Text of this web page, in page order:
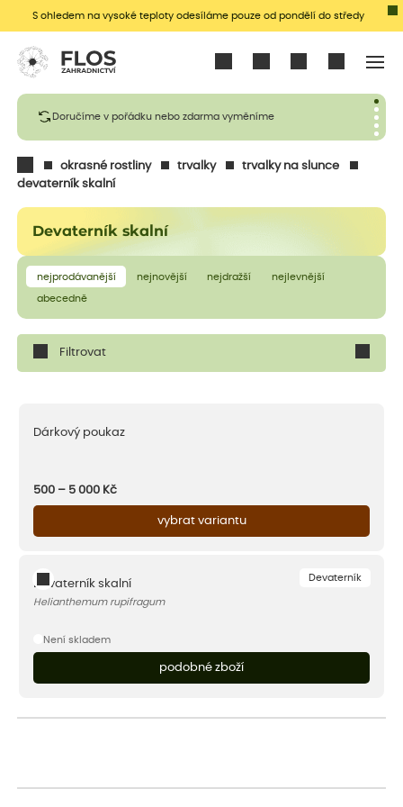
S ohledem na vysoké teploty odesíláme pouze od pondělí do středy
Doručíme v pořádku nebo zdarma vyměníme
okrasné rostliny trvalky
trvalky na slunce
devaterník skalní
Devaterník skalní
nejprodávanější nejnovější nejdražší nejlevnější
abecedně
Filtrovat
Dárkový poukaz
500 – 5 000 Kč
vybrat variantu
Devaterník
Devaterník skalní
Helianthemum rupifragum
Není skladem
podobné zboží